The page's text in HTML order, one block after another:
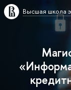
Высшая школа